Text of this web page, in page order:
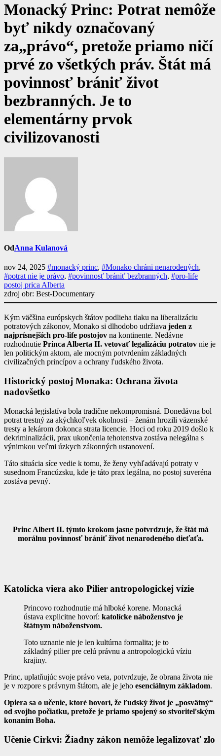
Monacký Princ: Potrat nemôže
byť nikdy označovaný
za„právo“, pretože priamo ničí
prvé zo všetkých práv. Štát má
povinnosť brániť život
bezbranných. Je to
elementárny prvok
civilizovanosti
OdAnna Kulanová
nov 24, 2025 #monacký princ, #Monako chráni nenarodených,
#potrat nie je právo, #povinnosť brániť bezbranných, #pro-life
postoj prica Alberta
zdroj obr: Best-Documentary
Kým väčšina európskych štátov podlieha tlaku na liberalizáciu
potratových zákonov, Monako si dlhodobo udržiava jeden z
najprísnejších pro-life postojov na kontinente. Nedávne
rozhodnutie Princa Alberta II. vetovať legalizáciu potratov nie je
len politickým aktom, ale mocným potvrdením základných
civilizačných princípov a ochrany ľudského života.
Historický postoj Monaka: Ochrana života
nadovšetko
Monacká legislatíva bola tradične nekompromisná. Donedávna bol
potrat trestný za akýchkoľvek okolností – ženám hrozili väzenské
tresty a lekárom dokonca strata licencie. Hoci od roku 2019 došlo k
dekriminalizácii, prax ukončenia tehotenstva zostáva nelegálna s
výnimkou veľmi úzkych zákonných ustanovení.
Táto situácia síce vedie k tomu, že ženy vyhľadávajú potraty v
susednom Francúzsku, kde je táto prax legálna, no postoj suveréna
zostáva pevný.
Princ Albert II. týmto krokom jasne potvrdzuje, že štát má
morálnu povinnosť brániť život nenarodeného dieťaťa.
Katolícka viera ako Pilier antropologickej vízie
Princovo rozhodnutie má hlboké korene. Monacká
ústava explicitne hovorí: katolícke náboženstvo je
štátnym náboženstvom.
Toto uznanie nie je len kultúrna formalita; je to
základný pilier pre celú právnu a antropologickú víziu
krajiny.
Princ, uplatňujúc svoje právo veta, potvrdzuje, že obrana života nie
je v rozpore s právnym štátom, ale je jeho esenciálnym základom.
Opiera sa o učenie, ktoré hovorí, že ľudský život je „posvätný“
od svojho počiatku, pretože je priamo spojený so stvoriteľským
konaním Boha.
Učenie Cirkvi: Žiadny zákon nemôže legalizovať zlo